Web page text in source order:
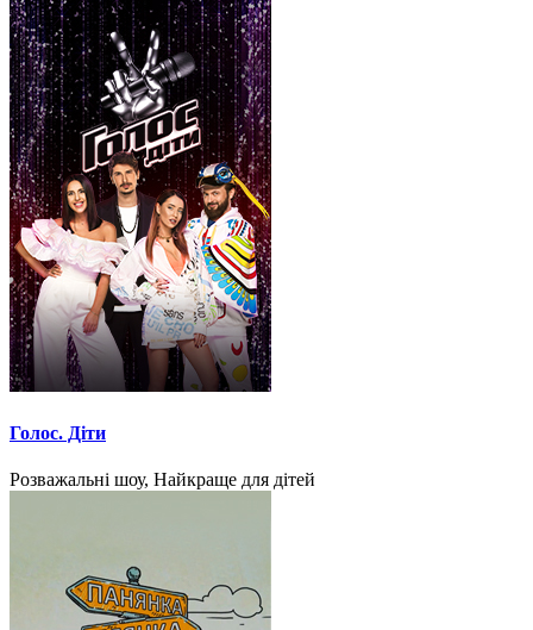
Голос. Діти
Розважальні шоу, Найкраще для дітей